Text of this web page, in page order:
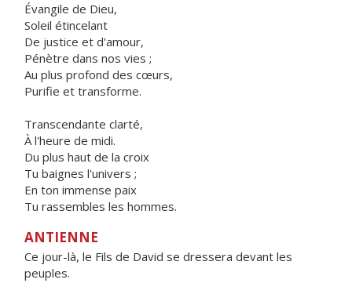
Évangile de Dieu,
Soleil étincelant
De justice et d'amour,
Pénètre dans nos vies ;
Au plus profond des cœurs,
Purifie et transforme.
Transcendante clarté,
À l'heure de midi.
Du plus haut de la croix
Tu baignes l'univers ;
En ton immense paix
Tu rassembles les hommes.
ANTIENNE
Ce jour-là, le Fils de David se dressera devant les
peuples.